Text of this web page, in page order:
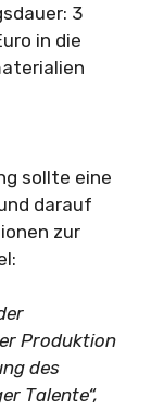
3
in die
sollte eine
darauf
zur
Produktion
des
Talente“,